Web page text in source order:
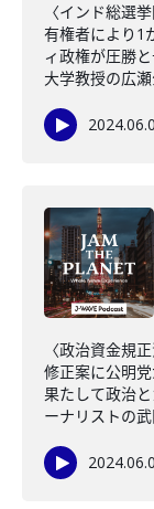
〈インド総選
有権者により1
ィ政権が圧勝
大学教授の広瀬
〈政治資金規
修正案に公明
果たして政治
ーナリストの武